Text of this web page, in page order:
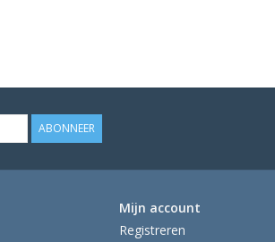
ABONNEER
Mijn account
Registreren